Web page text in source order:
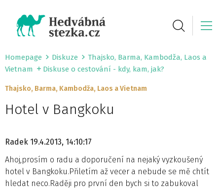
Homepage Diskuze
Thajsko, Barma, Kambodža, Laos a
Vietnam
Diskuse o cestování - kdy, kam, jak?
Thajsko, Barma, Kambodža, Laos a Vietnam
Hotel v Bangkoku
Radek 19.4.2013, 14:10:17
Ahoj,prosím o radu a doporučení na nejaký vyzkoušený
hotel v Bangkoku.Přiletím až vecer a nebude se mě chtít
hledat neco.Raději pro první den bych si to zabukoval